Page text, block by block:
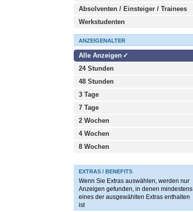
Absolventen / Einsteiger / Trainees
Werkstudenten
ANZEIGENALTER
Alle Anzeigen
24 Stunden
48 Stunden
3 Tage
7 Tage
2 Wochen
4 Wochen
8 Wochen
EXTRAS / BENEFITS
Wenn Sie Extras auswählen, werden nur
Anzeigen gefunden, in denen mindestens
eines der ausgewählten Extras enthalten
ist